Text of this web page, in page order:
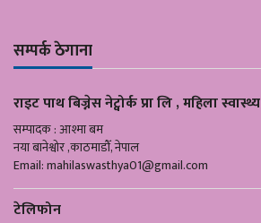
सम्पर्क ठेगाना
राइट पाथ बिज्नेस नेट्वोर्क प्रा लि , महिला स्वास्थ्य
सम्पादक : आश्मा बम
नया बानेश्वोर ,काठमाडौँ, नेपाल
Email:mahilaswasthya01@gmail.com
टेलिफोन